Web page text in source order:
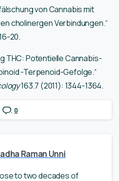
von Cannabis mit
cholinergen Verbindungen.“
20.
THC: Potentielle Cannabis-
-Terpenoid-Gefolge.“
163.7 (2011): 1344-1364.
0
Raman Unni
to two decades of